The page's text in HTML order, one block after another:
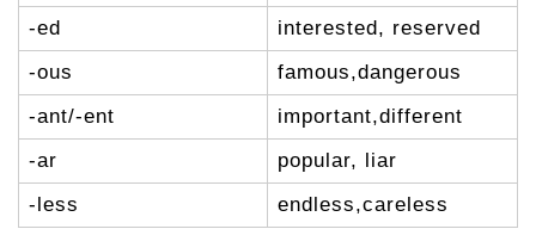
-ed
interested, reserved
-ous
famous,dangerous
-ant/-ent
important,different
-ar
popular, liar
-less
endless,careless